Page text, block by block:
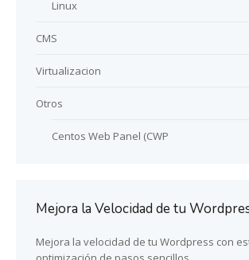
Linux
CMS
Virtualizacion
Otros
Centos Web Panel (CWP
Mejora la Velocidad de tu
Mejora la velocidad de tu Wordpress con